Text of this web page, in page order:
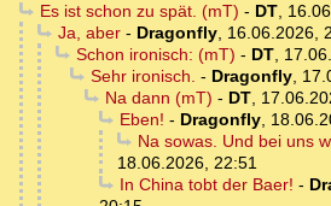
Es ist schon zu spät. (mT) - DT,
Ja, aber- Dragonfly, 16.06.2026,
Schon ironisch: (mT) - DT,
Sehr ironisch. - Dragonfly,
Na dann (mT) - DT,
Eben! - Dragonfly,
Na sowas. Und bei uns
18.06.2026, 22:51
In China tobt der Baer! -